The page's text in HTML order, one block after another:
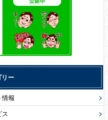
リー
情報
ス